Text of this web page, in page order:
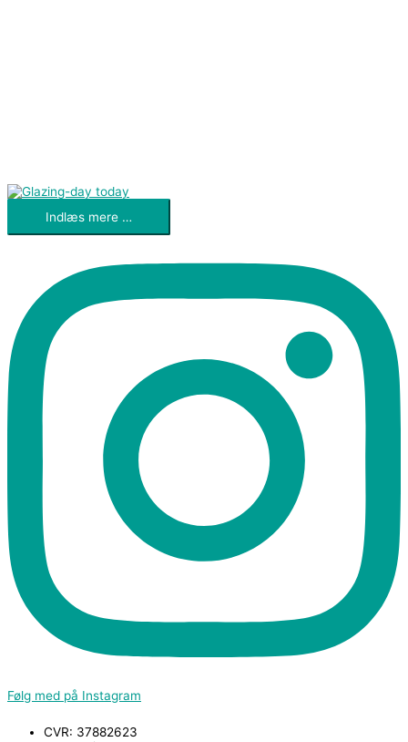
Indlæs mere …
Følg med på Instagram
CVR: 37882623